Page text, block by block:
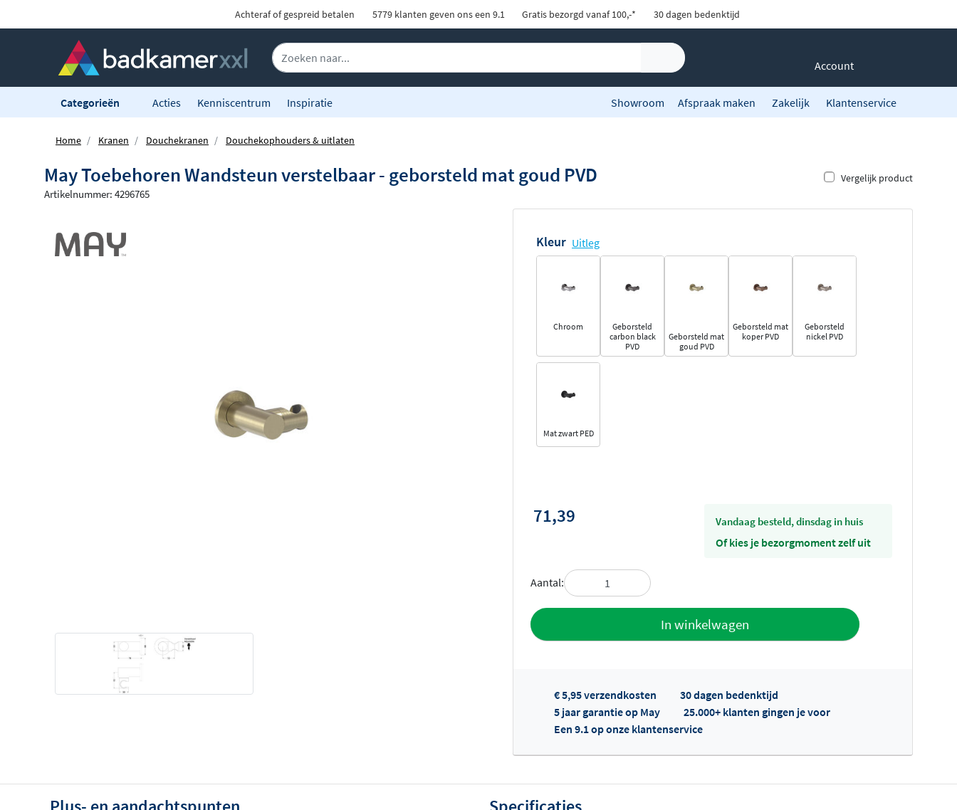
Achteraf of gespreid betalen 5779 klanten geven ons een 9.1 Gratis bezorgd vanaf 100,-* 30 dagen bedenktijd
Account
Categorieën Acties Kenniscentrum Inspiratie Showroom Afspraak maken Zakelijk Klantenservice
Home Kranen Douchekranen Douchekophouders & uitlaten
May Toebehoren Wandsteun verstelbaar - geborsteld mat goud PVD Vergelijk product
Artikelnummer: 4296765
Kleur Uitleg
Chroom
Geborsteld
carbon black
PVD
Geborsteld mat
goud PVD
Geborsteld mat
koper PVD
Geborsteld
nickel PVD
Mat zwart PED
71,39 vandaag besteld, dinsdag in huis
Of kies je bezorgmoment zelf uit
Aantal:
In winkelwagen
Toevoegen aan offerte
Offertes ophalen...
€ 5,95 verzendkosten
30 dagen bedenktijd
5 jaar garantie op May
25.000+ klanten gingen je voor
Een 9.1 op onze klantenservice